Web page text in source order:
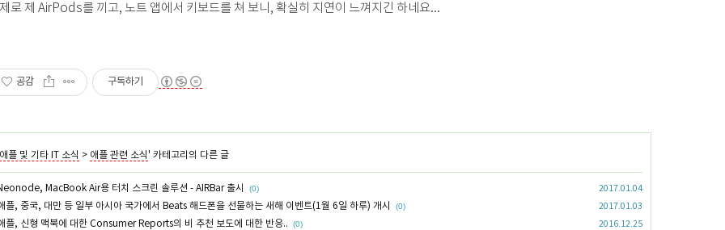
로 제 AirPods를 끼고, 노트 앱에서 키보드를 쳐 보니, 확실히 지연이 느껴지긴 하네요...
공감 구독하기
애플 및 기타 IT 소식 > 애플 관련 소식' 카테고리의 다른 글
MacBook Air용 터치 스크린 솔루션 - AIRBar 출시 (0) 2017.01.04
플, 중국, 대만 등 일부 아시아 국가에서 Beats 해드폰을 선물하는 새해 이벤트(1월 6일 하루) 개시 (0) 2017.01.03
플, 신형 맥북에 대한 Consumer Reports의 비 추천 보도에 대한 반응.. (0) 2016.12.25